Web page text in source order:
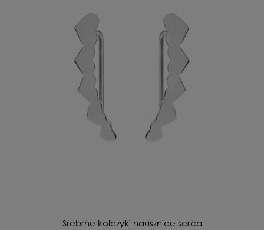
Srebrne kolczyki nausznice serca